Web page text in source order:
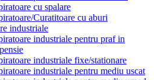
cu spalare
Curatitoare cu aburi
industriale
industriale pentru praf in
industriale fixe/stationare
industriale pentru mediu uscat